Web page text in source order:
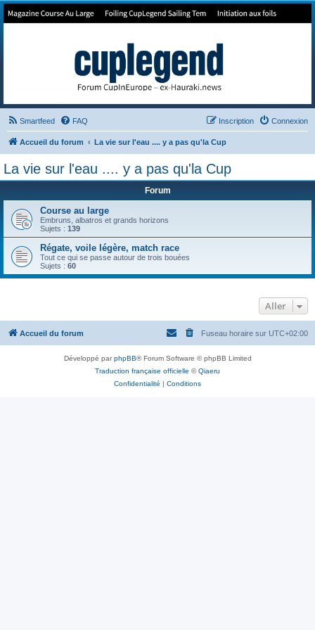
Forum de Cup In Europe
Smartfeed FAQ Connexion
Inscription
Accueil du forum La vie sur l'eau .... y a pas qu'la Cup
La vie sur l'eau .... y a pas qu'la Cup
Forum
Course au large
Embruns, albatros et grands horizons
Sujets : 139
Régate, voile légère, match race
Tout ce qui se passe autour de trois bouées
Sujets : 60
Aller
Accueil du forum Fuseau horaire sur UTC+02:00
Développé parphpBB® Forum Software © phpBB Limited
Traduction française officielle ©Qiaeru
Confidentialité
Conditions